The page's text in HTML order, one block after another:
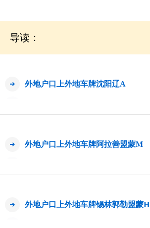
导读：
外地户口上外地车牌沈阳辽A
外地户口上外地车牌阿拉善盟蒙M
外地户口上外地车牌锡林郭勒盟蒙H